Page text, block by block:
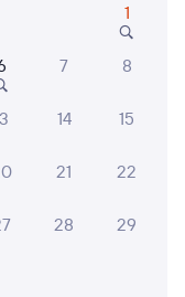
или
1
7 8
14 15
21 22
28 29